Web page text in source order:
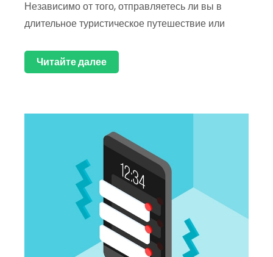
Независимо от того, отправляетесь ли вы в
длительное туристическое путешествие или
Читайте далее